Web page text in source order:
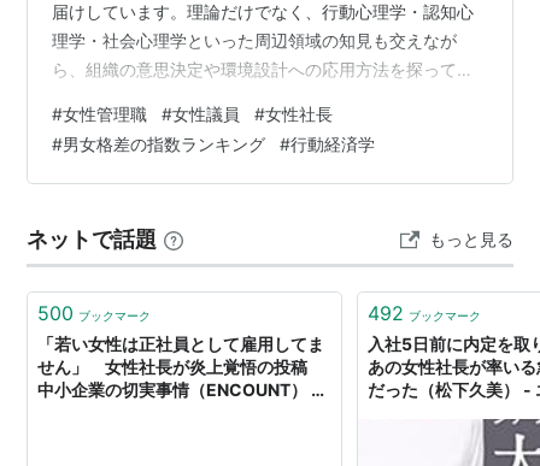
届けしています。理論だけでなく、行動心理学・認知心
理学・社会心理学といった周辺領域の知見も交えなが
ら、組織の意思決定や環境設計への応用方法を探ってい
率を30％以上に引き上げることを目指す」──「ある大手
企業、初の女性CEO誕生を発表」── こうした見出しを、
最近ニュースで見かけた方も多いのではないでしょう
前向きな取り組みに思えるこれらの表現。しかし、ふと
立ち止まったとき、「なぜ“女性”と強…
#女性管理職 #女性議員 #女性社長
#男女格差の指数ランキング #行動経済学
ネットで話題 もっと見る
500 ブックマーク
「若い女性は正社員として雇用してま
せん」 女性社長が炎上覚悟の投稿
中小企業の切実事情（ENCOUNT） -
492 ブックマーク
入社5日前に内定を取
あの女性社長が率い
だった（松下久美） -